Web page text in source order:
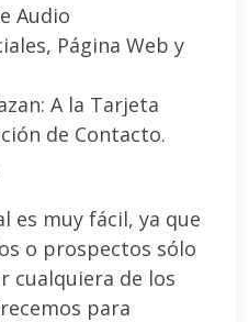
Audio
Página Web y
A la Tarjeta
de Contacto.
es muy fácil, ya que
o prospectos sólo
cualquiera de los
para